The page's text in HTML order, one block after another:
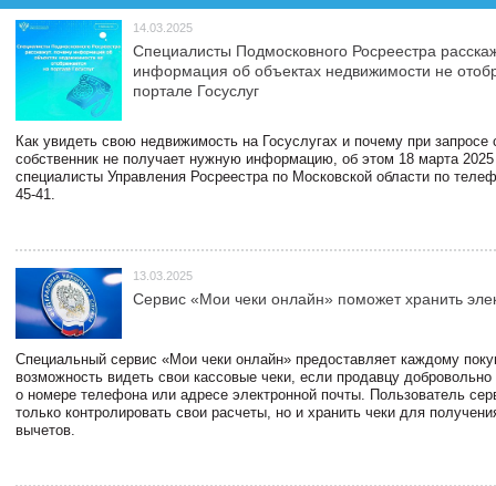
14.03.2025
Специалисты Подмосковного Росреестра
информация об объектах недвижимости не
портале Госуслуг
Как увидеть свою недвижимость на Госуслугах и почему при запросе
собственник не получает нужную информацию, об этом 18 марта 2025
специалисты Управления Росреестра по Московской области по
45-41.
13.03.2025
Сервис «Мои чеки онлайн» поможет хранить
Специальный сервис «Мои чеки онлайн» предоставляет каждому
возможность видеть свои кассовые чеки, если продавцу
о номере телефона или адресе электронной почты. Пользователь
только контролировать свои расчеты, но и хранить чеки для
вычетов.